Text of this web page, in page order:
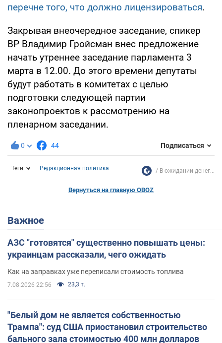
перечне того, что должно лицензироваться.
Закрывая внеочередное заседание, спикер
ВР Владимир Гройсман внес предложение
начать утреннее заседание парламента 3
марта в 12.00. До этого времени депутаты
будут работать в комитетах с целью
подготовки следующей партии
законопроектов к рассмотрению на
пленарном заседании.
0 44 Подписаться
Теги Редакционная политика В ожидании денег...
Вернуться на главную OBOZ
Важное
АЗС "готовятся" существенно повышать цены:
украинцам рассказали, чего ожидать
Как на заправках уже переписали стоимость топлива
7.08.2026 22:56 23,3 т.
"Белый дом не является собственностью
Трампа": суд США приостановил строительство
бального зала стоимостью 400 млн долларов